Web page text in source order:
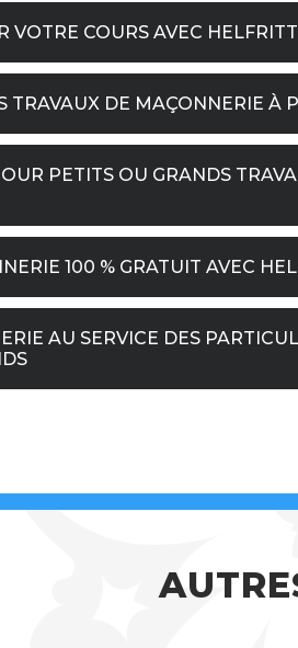
VOTRE COURS AVEC
TRAVAUX DE MAÇONNERIE À
PETITS OU GRANDS
100 % GRATUIT AVEC
AU SERVICE DES